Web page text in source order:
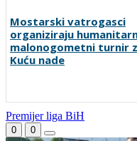
sa velikom "težinom"